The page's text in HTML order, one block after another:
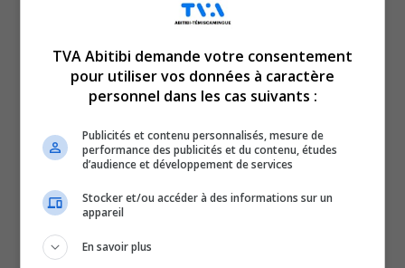
En manchettes en ce jeudi 20 juin 2024 :
Deux mille clients toujours sans électricité dans la
région.
La MRC de Témiscamingue veut assurer du bois aux
usines de son territoire.
TVA Abitibi demande votre consentement
pour utiliser vos données à caractère
personnel dans les cas suivants :
Publicités et contenu personnalisés, mesure de
performance des publicités et du contenu, études
d’audience et développement de services
Stocker et/ou accéder à des informations sur un
appareil
En savoir plus